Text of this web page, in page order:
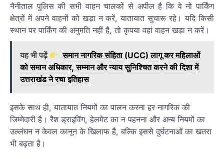
नैनीताल पुलिस की सभी वाहन चालकों से अपील है कि वे नो पार्किंग
क्षेत्रों में अपने वाहनों को खड़ा न करें, यातायात सुचारू रहे। यदि किसी
स्थान पर पार्किंग की अनुमति नहीं है, तो कृपया वहां वाहन खड़ा न करें।
यह भी पढ़ें
समान नागरिक संहिता (UCC) लागू कर महिलाओं
को समान अधिकार, सम्मान और न्याय सुनिश्चित करने की दिशा में
उत्तराखंड ने रचा इतिहास
इसके साथ ही, यातायात नियमों का पालन करना हर नागरिक की
जिम्मेदारी है। रैश ड्राइविंग, हेलमेट का न पहनना और अन्य नियमों का
उल्लंघन न केवल कानून के खिलाफ है, बल्कि इससे दुर्घटनाओं का खतरा
भी बढ़ता है।